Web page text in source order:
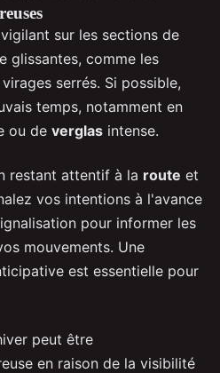
sur les sections de
glissantes, comme les
serrés. Si possible,
temps, notamment en
ou de verglas intense.
restant attentif à la route et
vos intentions à l'avance
pour informer les
mouvements. Une
est essentielle pour
peut être
en raison de la visibilité